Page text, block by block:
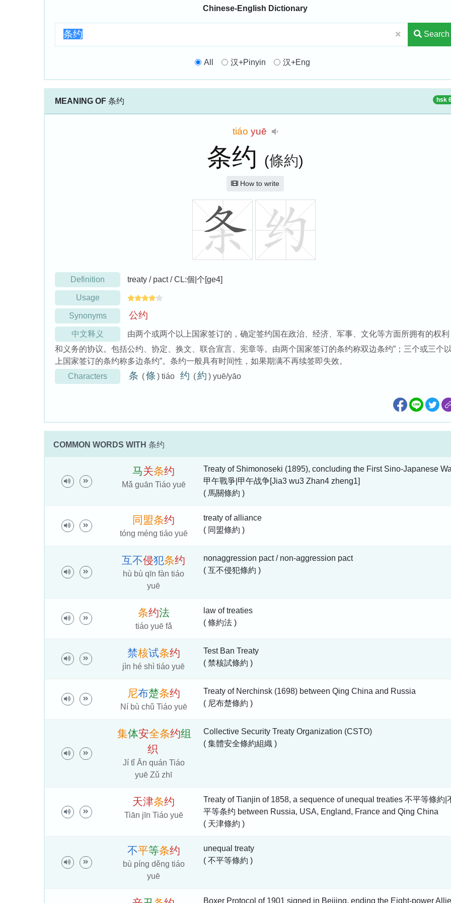
Chinese-English Dictionary
Search
All 汉+Pinyin 汉+Eng
MEANING OF 条约 hsk
tiáo yuē
条约 (條約)
How to write
Definition treaty / pact / CL:個|个[ge4]
Usage
Synonyms 公约
中文释义
由两个或两个以上国家签订的，确定签约国在政治、经济、军事、文化等方面所拥有的权利
和义务的协议。包括公约、协定、换文、联合宣言、宪章等。由两个国家签订的条约称双边条约”；三个或三个
上国家签订的条约称多边条约”。条约一般具有时间性，如果期满不再续签即失效。
Characters
条 (條 ) tiáo 约 (約 ) yuē/yāo
COMMON WORDS WITH 条约
马关条约
Mǎ guān Tiáo yuē
Treaty of Shimonoseki (1895), concluding the First Sino-Japanese
甲午戰爭|甲午战争[Jia3 wu3 Zhan4 zheng1]
( 馬關條約 )
同 盟条约
tóng méng tiáo yuē
treaty of alliance
( 同盟條約 )
互不侵犯条约
hù bù qīn fàn tiáo
yuē
nonaggression pact / non-aggression pact
( 互不侵犯條約 )
条约法
tiáo yuē fǎ
law of treaties
( 條約法 )
禁核试条约
jìn hé shì tiáo yuē
Test Ban Treaty
( 禁核試條約 )
尼布楚条约
Ní bù chǔ Tiáo yuē
Treaty of Nerchinsk (1698) between Qing China and Russia
( 尼布楚條約 )
集体安全条约组
织
Jí tǐ Ān quán Tiáo
yuē Zǔ zhī
Collective Security Treaty Organization (CSTO)
( 集體安全條約組織 )
天津条约
Tiān jīn Tiáo yuē
Treaty of Tianjin of 1858, a sequence of unequal treaties 不平等條約|
平等条约 between Russia, USA, England, France and Qing China
( 天津條約 )
不平等条约
bù píng děng tiáo
yuē
unequal treaty
( 不平等條約 )
Boxer Protocol of 1901 signed in Beijing, ending the Eight-power